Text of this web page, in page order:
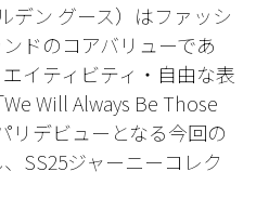
デン グース）はファッシ
ドのコアバリューであ
イティビティ・自由な表
Will Always Be Those
リデビューとなる今回の
SS25ジャーニーコレク